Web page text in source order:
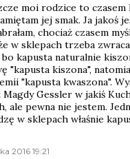
moi rodzice to czasem
jej smak. Ja jakoś
chociaż czasem
że w sklepach trzeba
kapusta naturalnie
"kapusta kiszona",
"kapusta kwaszona".
Magdy Gessler w jakiś
ale pewna nie jestem.
w sklepach właśnie
2016 19:21